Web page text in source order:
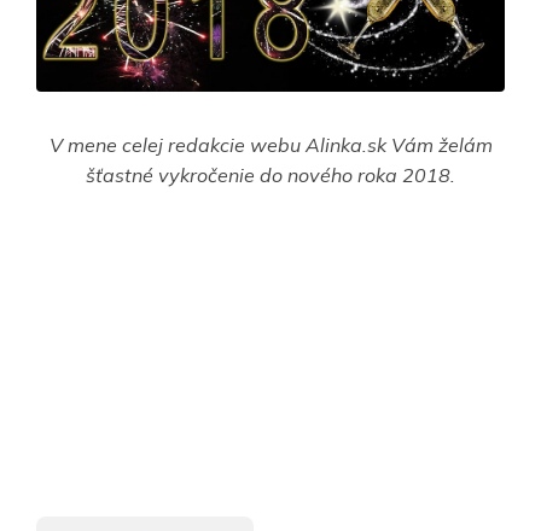
V mene celej redakcie webu Alinka.sk Vám želám
šťastné vykročenie do nového roka 2018.